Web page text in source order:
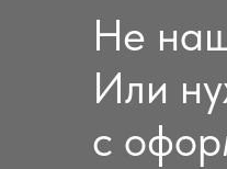
Не
Или
с